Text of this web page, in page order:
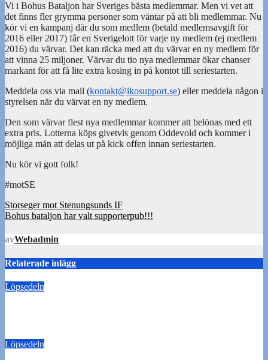
Vi i Bohus Bataljon har Sveriges bästa medlemmar. Men vi vet att
det finns fler grymma personer som väntar på att bli medlemmar. Nu
kör vi en kampanj där du som medlem (betald medlemsavgift för
2016 eller 2017) får en Sverigelott för varje ny medlem (ej medlem
2016) du värvar. Det kan räcka med att du värvar en ny medlem för
att vinna 25 miljoner. Värvar du tio nya medlemmar ökar chanser
markant för att få lite extra kosing in på kontot till seriestarten.
Meddela oss via mail (kontakt@ikosupport.se) eller meddela någon i
styrelsen när du värvat en ny medlem.
Den som värvar flest nya medlemmar kommer att belönas med ett
extra pris. Lotterna köps givetvis genom Oddevold och kommer i
möjliga mån att delas ut på kick offen innan seriestarten.
Nu kör vi gott folk!
#motSE
Inläggsnavigering
Storseger mot Stenungsunds IF
Bohus bataljon har valt supporterpub!!!
avWebadmin
Relaterade inlägg
Löpsedeln
Löpsedeln